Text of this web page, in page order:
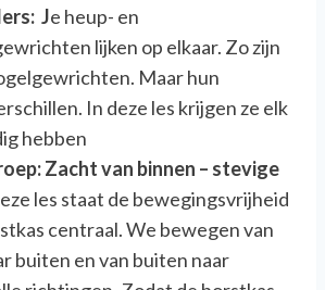
Je heup- en
lijken op elkaar. Zo zijn
Maar hun
In deze les krijgen ze elk
hebben
Zacht van binnen – stevige
les staat de bewegingsvrijheid
centraal. We bewegen van
buiten en van buiten naar